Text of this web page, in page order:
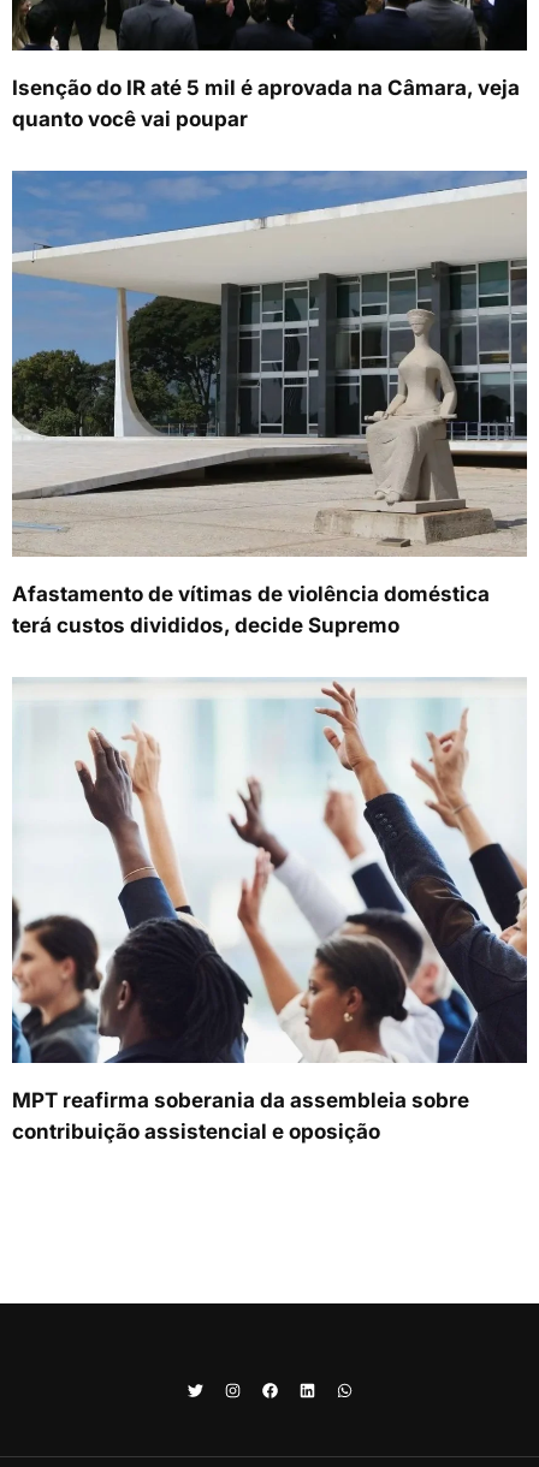
Isenção do IR até 5 mil é aprovada na Câmara, veja
quanto você vai poupar
Afastamento de vítimas de violência doméstica
terá custos divididos, decide Supremo
MPT reafirma soberania da assembleia sobre
contribuição assistencial e oposição